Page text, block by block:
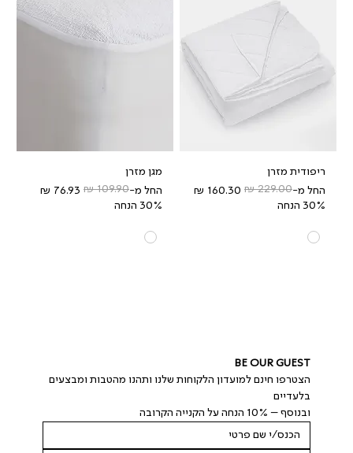
ריפודית מזרן
החל מ-
מחיר רגיל
מחיר מבצע
30% הנחה
מגן מזרן
החל מ-
מחיר רגיל
מחיר מבצע
30% הנחה
BE OUR GUEST
הצטרפו חינם למועדון הלקוחות שלנו ותהנו מהטבות ומבצעים
בלעדיים
ובנוסף – 10% הנחה על הקנייה הקרובה